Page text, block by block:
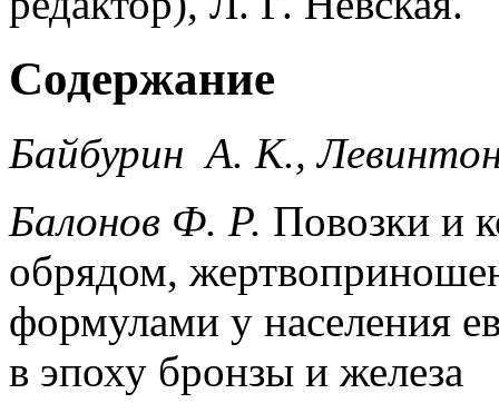
Содержание
Байбурин А. К.,
Балонов Ф. Р. Повозки и
обрядом,
формулами у населения
в эпоху бронзы и железа